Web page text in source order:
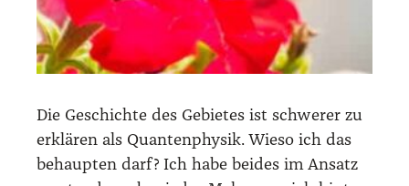
Die Geschich­te des Gebie­tes ist schwe­rer zu
erklä­ren als Quan­ten­phy­sik. Wie­so ich das
behaup­ten darf? Ich habe bei­des im Ansatz